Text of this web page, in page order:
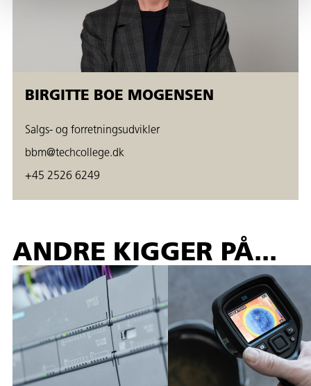
BIRGITTE BOE MOGENSEN
Salgs- og forretningsudvikler
bbm@techcollege.dk
+45 2526 6249
ANDRE KIGGER PÅ...